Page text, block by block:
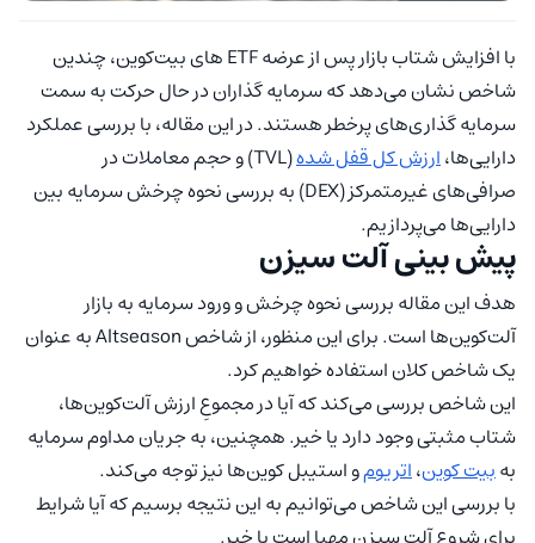
با افزایش شتاب بازار پس از عرضه ETF های بیت‌کوین، چندین
شاخص نشان می‌دهد که سرمایه گذاران در حال حرکت به سمت
سرمایه گذاری‌های پرخطر هستند. در این مقاله، با بررسی عملکرد
دارایی‌ها،ارزش کل قفل شده
(TVL) و حجم معاملات در
صرافی‌های غیرمتمرکز (DEX) به بررسی نحوه چرخش سرمایه بین
دارایی‌ها می‌پردازیم.
پیش بینی آلت سیزن
هدف این مقاله بررسی نحوه چرخش و ورود سرمایه به بازار
آلت‌کوین‌ها است. برای این منظور، از شاخص Altseason به عنوان
یک شاخص کلان استفاده خواهیم کرد.
این شاخص بررسی می‌کند که آیا در مجموعِ ارزش آلت‌کوین‌ها،
شتاب مثبتی وجود دارد یا خیر. همچنین، به جریان مداوم سرمایه
بهبیت کوین،اتریومو استیبل کوین‌ها نیز توجه می‌کند.
با بررسی این شاخص می‌توانیم به این نتیجه برسیم که آیا شرایط